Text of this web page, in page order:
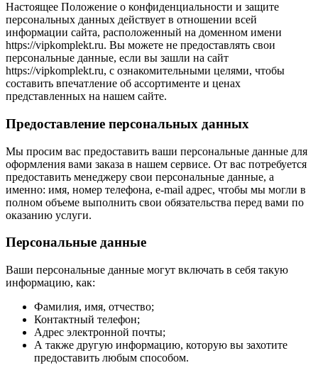
Настоящее Положение о конфиденциальности и защите
персональных данных действует в отношении всей
информации сайта, расположенный на доменном имени
https://vipkomplekt.ru. Вы можете не предоставлять свои
персональные данные, если вы зашли на сайт
https://vipkomplekt.ru, с ознакомительными целями, чтобы
составить впечатление об ассортименте и ценах
представленных на нашем сайте.
Предоставление персональных данных
Мы просим вас предоставить ваши персональные данные для
оформления вами заказа в нашем сервисе. От вас потребуется
предоставить менеджеру свои персональные данные, а
именно: имя, номер телефона, e-mail адрес, чтобы мы могли в
полном объеме выполнить свои обязательства перед вами по
оказанию услуги.
Персональные данные
Ваши персональные данные могут включать в себя такую
информацию, как:
Фамилия, имя, отчество;
Контактный телефон;
Адрес электронной почты;
А также другую информацию, которую вы захотите
предоставить любым способом.